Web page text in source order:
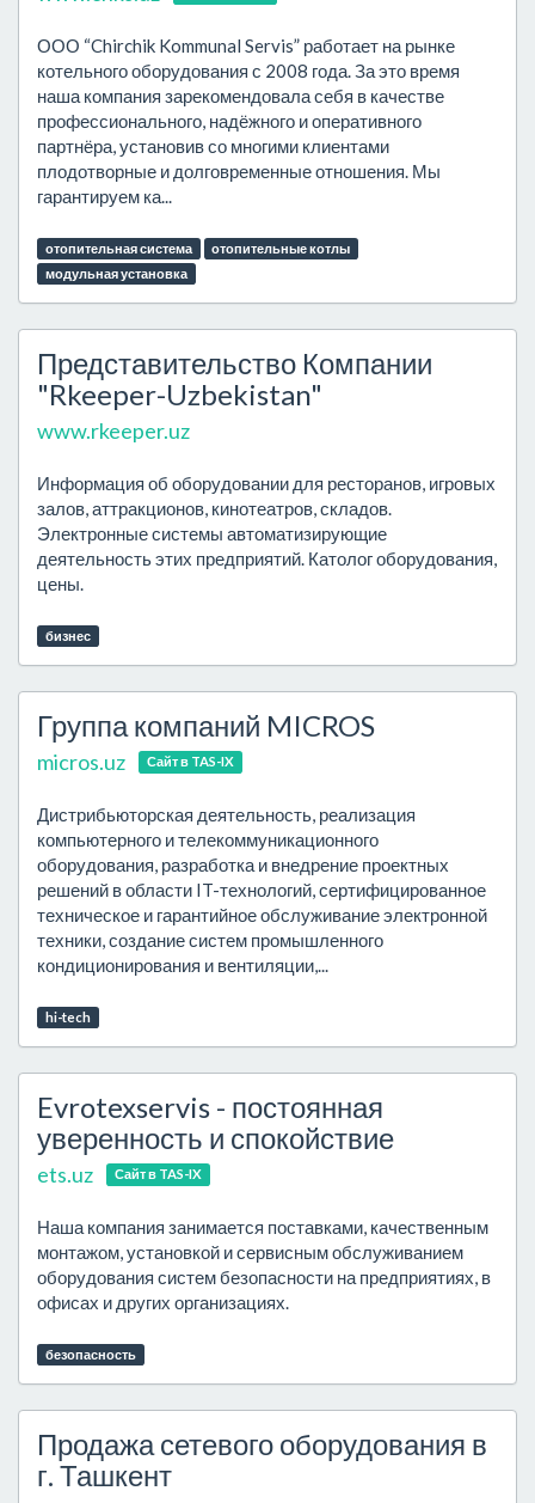
ООО “Chirchik Kommunal Servis” работает на рынке
котельного оборудования с 2008 года. За это время
наша компания зарекомендовала себя в качестве
профессионального, надёжного и оперативного
партнёра, установив со многими клиентами
плодотворные и долговременные отношения. Мы
гарантируем ка...
отопительная система
отопительные котлы
модульная установка
Представительство Компании
"Rkeeper-Uzbekistan"
www.rkeeper.uz
Информация об оборудовании для ресторанов, игровых
залов, аттракционов, кинотеатров, складов.
Электронные системы автоматизирующие
деятельность этих предприятий. Католог оборудования,
цены.
бизнес
Группа компаний MICROS
micros.uz Сайт в TAS-IX
Дистрибьюторская деятельность, реализация
компьютерного и телекоммуникационного
оборудования, разработка и внедрение проектных
решений в области IT-технологий, сертифицированное
техническое и гарантийное обслуживание электронной
техники, создание систем промышленного
кондиционирования и вентиляции,...
hi-tech
Evrotexservis - постоянная
уверенность и спокойствие
ets.uz Сайт в TAS-IX
Наша компания занимается поставками, качественным
монтажом, установкой и сервисным обслуживанием
оборудования систем безопасности на предприятиях, в
офисах и других организациях.
безопасность
Продажа сетевого оборудования в
г. Ташкент